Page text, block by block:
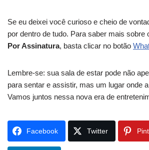
Se eu deixei você curioso e cheio de
por dentro de tudo. Para saber mais sobre
Por Assinatura, basta clicar no botão
Lembre-se: sua sala de estar pode não
para sentar e assistir, mas um lugar onde
Vamos juntos nessa nova era de
Facebook Twitter